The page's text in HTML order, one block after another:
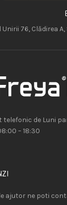
76, Clădirea
de Luni
– 18:30
ajutor ne poti